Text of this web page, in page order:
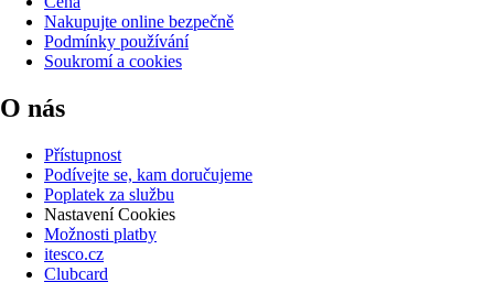
Nakupujte online bezpečně
Podmínky používání
Soukromí a cookies
O nás
Přístupnost
Podívejte se, kam doručujeme
Poplatek za službu
Nastavení Cookies
Možnosti platby
itesco.cz
Clubcard